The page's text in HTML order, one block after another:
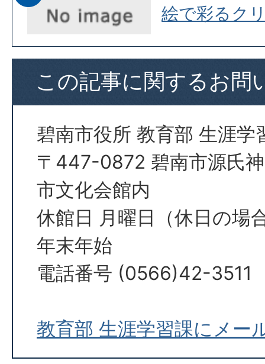
絵で彩るク
この記事に関するお問
碧南市役所 教育部 生涯学
〒447-0872 碧南市源氏
市文化会館内
休館日 月曜日（休日の場
年末年始
電話番号 (0566)42-3511
教育部 生涯学習課にメー